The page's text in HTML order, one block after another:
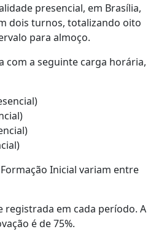
presencial, em Brasília,
dois turnos, totalizando oito
para almoço.
com a seguinte carga horária,
Inicial variam entre
em cada período. A
é de 75%.